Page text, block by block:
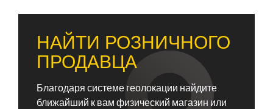
НАЙТИ РОЗНИЧНОГО
ПРОДАВЦА
Благодаря системе геолокации найдите
ближайший к вам физический магазин или